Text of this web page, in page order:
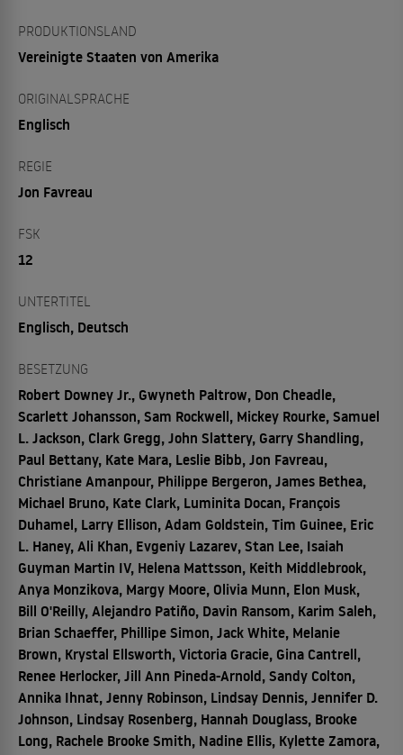
PRODUKTIONSLAND
Vereinigte Staaten von Amerika
ORIGINALSPRACHE
Englisch
REGIE
Jon Favreau
FSK
12
UNTERTITEL
Englisch, Deutsch
BESETZUNG
Robert Downey Jr., Gwyneth Paltrow, Don Cheadle,
Scarlett Johansson, Sam Rockwell, Mickey Rourke, Samuel
L. Jackson, Clark Gregg, John Slattery, Garry Shandling,
Paul Bettany, Kate Mara, Leslie Bibb, Jon Favreau,
Christiane Amanpour, Philippe Bergeron, James Bethea,
Michael Bruno, Kate Clark, Luminita Docan, François
Duhamel, Larry Ellison, Adam Goldstein, Tim Guinee, Eric
L. Haney, Ali Khan, Evgeniy Lazarev, Stan Lee, Isaiah
Guyman Martin IV, Helena Mattsson, Keith Middlebrook,
Anya Monzikova, Margy Moore, Olivia Munn, Elon Musk,
Bill O'Reilly, Alejandro Patiño, Davin Ransom, Karim Saleh,
Brian Schaeffer, Phillipe Simon, Jack White, Melanie
Brown, Krystal Ellsworth, Victoria Gracie, Gina Cantrell,
Renee Herlocker, Jill Ann Pineda-Arnold, Sandy Colton,
Annika Ihnat, Jenny Robinson, Lindsay Dennis, Jennifer D.
Johnson, Lindsay Rosenberg, Hannah Douglass, Brooke
Long, Rachele Brooke Smith, Nadine Ellis, Kylette Zamora,